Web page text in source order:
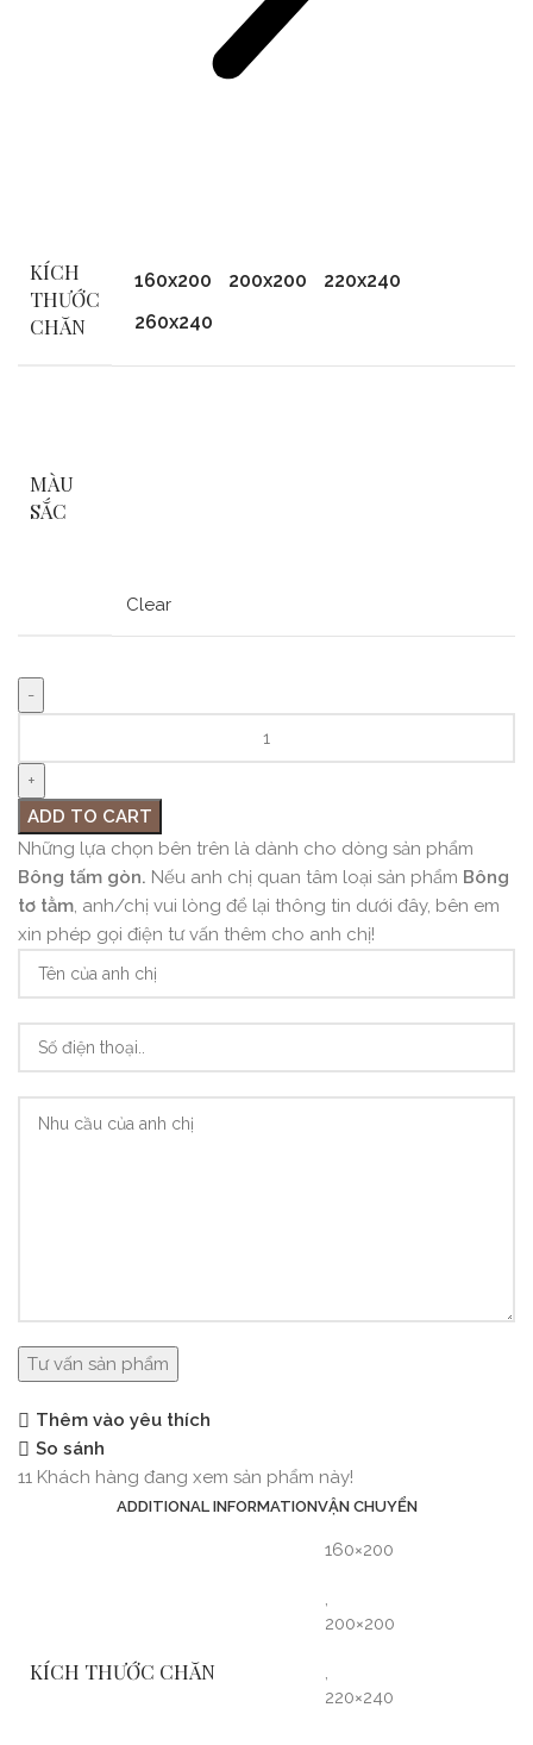
KÍCH
THƯỚC
CHĂN
160x200 200x200
220x240
260x240
MÀU
SẮC
Clear
ADD TO CART
Những lựa chọn bên trên là dành cho dòng sản phẩm
Bông tấm gòn. Nếu anh chị quan tâm loại sản phẩm Bông
tơ tằm , anh/chị vui lòng để lại thông tin dưới đây, bên em
xin phép gọi điện tư vấn thêm cho anh chị!
Thêm vào yêu thích
So sánh
11 Khách hàng đang xem sản phẩm này!
ADDITIONAL INFORMATIONVẬN CHUYỂN
KÍCH THƯỚC CHĂN
160×200
200×200
220×240